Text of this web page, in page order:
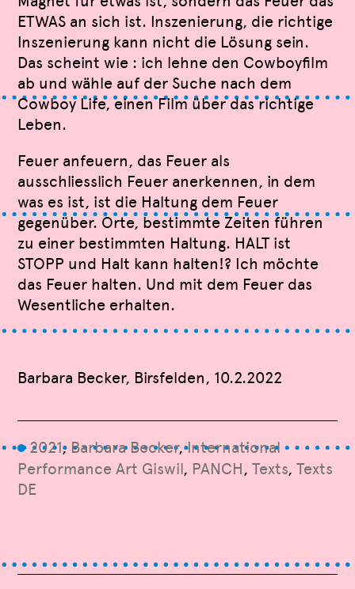
ETWAS an sich ist. Inszenierung, die richtige
Inszenierung kann nicht die Lösung sein.
Das scheint wie : ich lehne den Cowboyfilm
ab und wähle auf der Suche nach dem
Cowboy Life, einen Film über das richtige
Leben.
Feuer anfeuern, das Feuer als
ausschliesslich Feuer anerkennen, in dem
was es ist, ist die Haltung dem Feuer
gegenüber. Orte, bestimmte Zeiten führen
zu einer bestimmten Haltung. HALT ist
STOPP und Halt kann halten!? Ich möchte
das Feuer halten. Und mit dem Feuer das
Wesentliche erhalten.
Barbara Becker, Birsfelden, 10.2.2022
9 2021, Barbara Becker,International
Performance Art Giswil, PANCH,Texts,Texts
DE